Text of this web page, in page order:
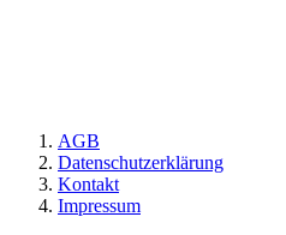
AGB
Datenschutzerklärung
Kontakt
Impressum